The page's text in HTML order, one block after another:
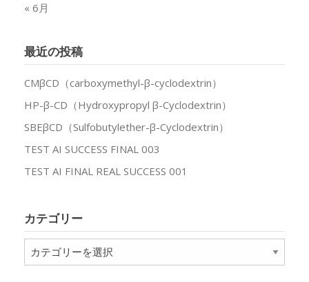
« 6月
最近の投稿
CMβCD（carboxymethyl-β-cyclodextrin）
HP-β-CD（Hydroxypropyl β-Cyclodextrin）
SBEβCD（Sulfobutylether-β-Cyclodextrin）
TEST AI SUCCESS FINAL 003
TEST AI FINAL REAL SUCCESS 001
カテゴリー
テ